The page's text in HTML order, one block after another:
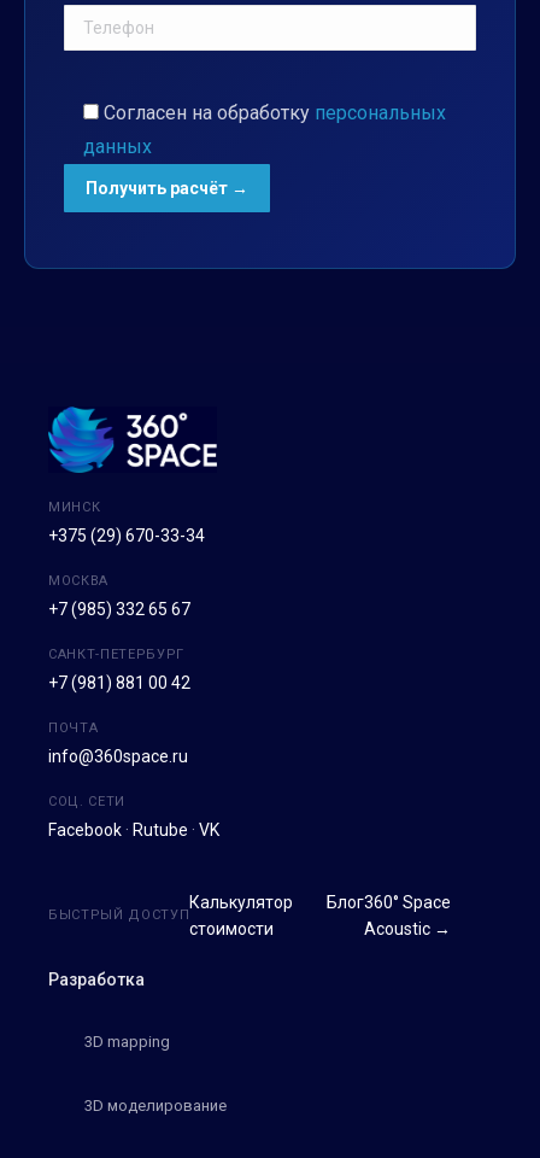
Согласен на обработку персональных
данных
МИНСК
+375 (29) 670-33-34
МОСКВА
+7 (985) 332 65 67
САНКТ-ПЕТЕРБУРГ
+7 (981) 881 00 42
ПОЧТА
info@360space.ru
СОЦ. СЕТИ
Facebook · Rutube · VK
Разработка
3D mapping
3D моделирование
БЫСТРЫЙ ДОСТУП
Калькулятор
стоимости
Блог360° Space
Acoustic →